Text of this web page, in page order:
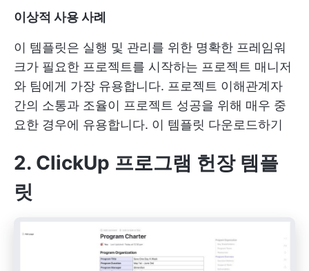
이상적 사용 사례
이 템플릿은 실행 및 관리를 위한 명확한 프레임워
크가 필요한 프로젝트를 시작하는 프로젝트 매니저
와 팀에게 가장 유용합니다. 프로젝트 이해관계자
간의 소통과 조율이 프로젝트 성공을 위해 매우 중
요한 경우에 유용합니다. 이 템플릿 다운로드하기
2. ClickUp 프로그램 헌장 템플
릿